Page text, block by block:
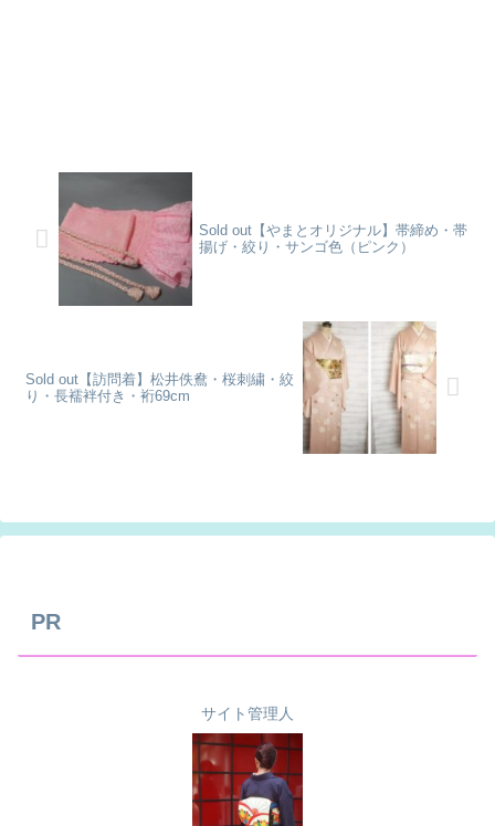
Sold out【やまとオリジナル】帯締め・帯
揚げ・絞り・サンゴ色（ピンク）
Sold out【訪問着】松井佚鴦・桜刺繍・絞
り・長襦袢付き・裄69cm
PR
サイト管理人